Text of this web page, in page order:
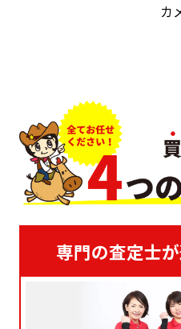
カ
専門の査定士